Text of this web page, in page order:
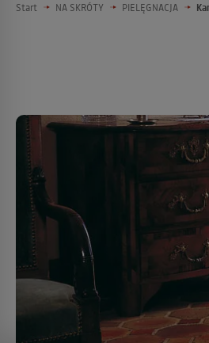
Start NA SKRÓTY PIELĘGNACJA